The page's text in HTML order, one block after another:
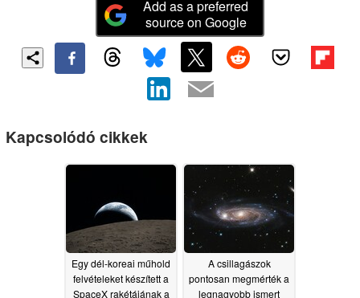
Add as a preferred
source on Google
Kapcsolódó cikkek
Egy dél-koreai műhold
felvételeket készített a
SpaceX rakétájának a
A csillagászok
pontosan megmérték a
legnagyobb ismert